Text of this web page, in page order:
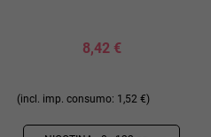
8,42 €
(incl. imp. consumo: 1,52 €)